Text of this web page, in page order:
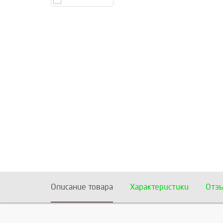
Описание товара Характеристики